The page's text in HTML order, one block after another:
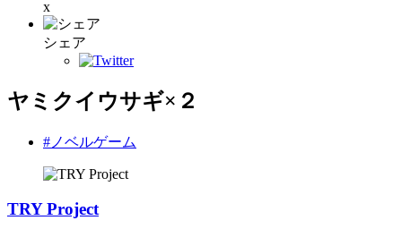
x
シェア
ヤミクイウサギ×２
#ノベルゲーム
TRY Project